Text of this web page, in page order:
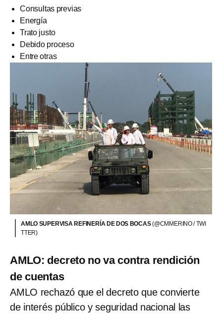
Consultas previas
Energía
Trato justo
Debido proceso
Entre otras
AMLO SUPERVISA REFINERÍA DE DOS BOCAS(@CMMERINO / TWI
TTER)
AMLO: decreto no va contra rendición
de cuentas
AMLO rechazó que el decreto que convierte
de interés público y seguridad nacional las